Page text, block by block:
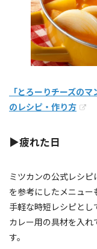
「とろーりチーズの
のレシピ・作り方
▶疲れた日
ミツカンの公式レシ
を参考にしたメニュー
手軽な時短レシピと
カレー用の具材を入
す。